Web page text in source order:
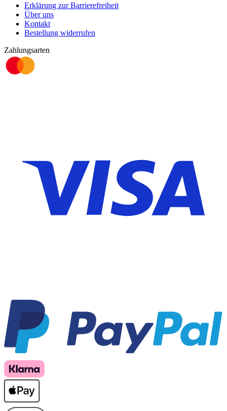
Erklärung zur Barrierefreiheit
Über uns
Kontakt
Bestellung widerrufen
Zahlungsarten